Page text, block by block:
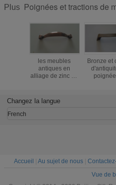
Plus Poignées et tractions de
les meubles
antiques en
alliage de zinc de
de 96/128mm
manipulent et
Bronze et
Changez la langue
French
Accueil Au sujet de nous
Vue de